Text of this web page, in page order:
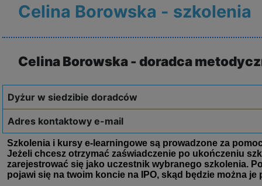
Celina Borowska - szkolenia
Celina Borowska - doradca
Dyżur w siedzibie doradców
Adres kontaktowy e-mail